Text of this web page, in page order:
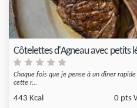
Côtelettes d'Agneau avec petits
Chaque fois que je pense à un dîner
cette r...
443 Kcal 0 pts